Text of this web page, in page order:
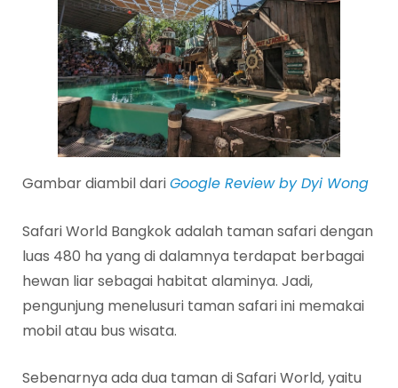
Gambar diambil dariGoogle Review by Dyi Wong
Safari World Bangkok adalah taman safari dengan
luas 480 ha yang di dalamnya terdapat berbagai
hewan liar sebagai habitat alaminya. Jadi,
pengunjung menelusuri taman safari ini memakai
mobil atau bus wisata.
Sebenarnya ada dua taman di Safari World, yaitu